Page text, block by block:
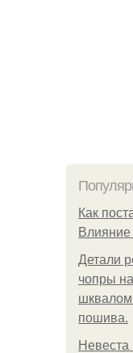
Как
Влияние
Детали
чопры
шквалом
пошива.
Невеста